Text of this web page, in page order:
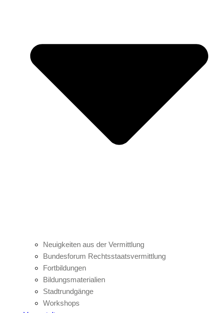
Neuigkeiten aus der Vermittlung
Bundesforum Rechtsstaatsvermittlung
Fortbildungen
Bildungsmaterialien
Stadtrundgänge
Workshops